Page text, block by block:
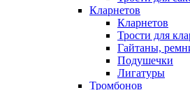
Кларнетов
Кларнетов
Трости для
Гайтаны,
Подушечки
Лигатуры
Тромбонов